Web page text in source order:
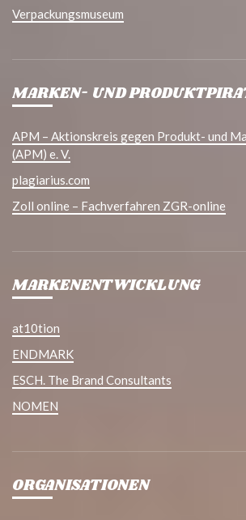
Verpackungsmuseum
MARKEN- UND
APM – Aktionskreis gegen Produkt- und
(APM) e. V.
plagiarius.com
Zoll online – Fachverfahren ZGR-online
MARKENENTWICKLUNG
at10tion
ENDMARK
ESCH. The Brand Consultants
NOMEN
ORGANISATIONEN